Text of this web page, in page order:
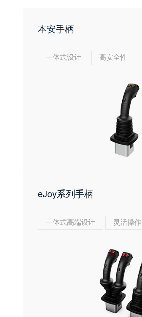
本安手柄
一体式设计 高安全性
eJoy系列手柄
一体式高端设计 灵活操作